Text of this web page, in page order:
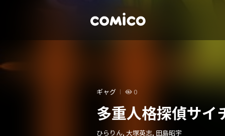
ギャグ 0
多重人格探偵サイ
ひらりん, 大塚英志, 田島昭宇